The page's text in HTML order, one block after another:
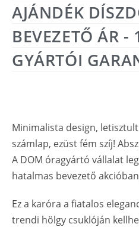
AJÁNDÉK
BEVEZETŐ ÁR -
GYÁRTÓI
Minimalista design,
számlap, ezüst fém szíj!
A DOM óragyártó vállalat
hatalmas bevezető
Ez a karóra a fiatalos
trendi hölgy csuklóján